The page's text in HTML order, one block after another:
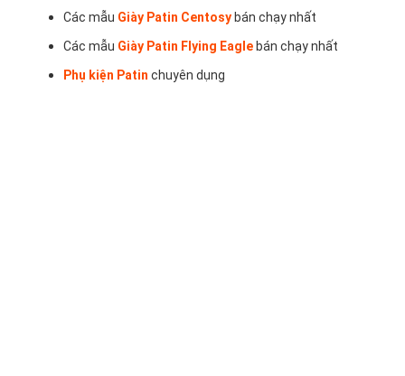
Các mẫu Giày Patin Centosy bán chạy nhất
Các mẫu Giày Patin Flying Eagle bán chạy nhất
Phụ kiện Patin chuyên dụng